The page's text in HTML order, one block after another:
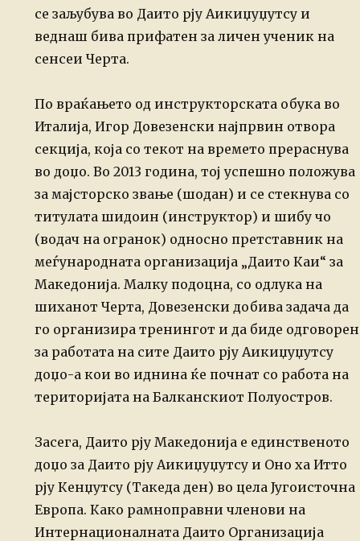
се заљубува во Даито рју Аикиџуџутсу и
веднаш бива прифатен за личен ученик на
сенсеи Черта.
По враќањето од инструкторската обука во
Италија, Игор Довезенски најпрвин отвора
секција, која со текот на времето прераснува
во доџо. Во 2013 година, тој успешно положува
за мајсторско звање (шодан) и се стекнува со
титулата шидоин (инструктор) и шибу чо
(водач на огранок) односно претставник на
меѓународната организација „Даито Каи“ за
Македонија. Малку подоцна, со одлука на
шиханот Черта, Довезенски добива задача да
го организира тренингот и да биде одговорен
за работата на сите Даито рју Аикиџуџутсу
доџо-а кои во иднина ќе почнат со работа на
територијата на Балканскиот Полуостров.
Засега, Даито рју Македонија е единственото
доџо за Даито рју Аикиџуџутсу и Оно ха Итто
рју Кенџутсу (Такеда ден) во цела Југоисточна
Европа. Како рамноправни членови на
Интернационалната Даито Организација